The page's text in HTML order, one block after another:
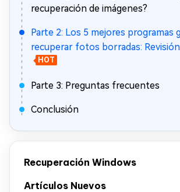
recuperación de imágenes?
Parte 2: Los 5 mejores programas
recuperar fotos borradas:
HOT
Parte 3: Preguntas frecuentes
Conclusión
Recuperación Windows
Artículos Nuevos